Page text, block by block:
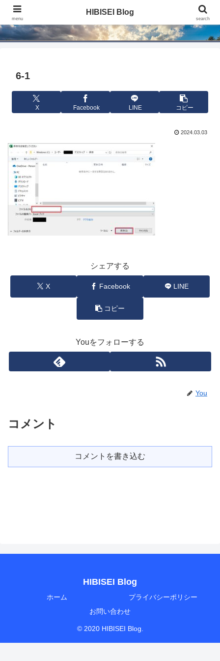
HIBISEI Blog
6-1
X Facebook LINE コピー
2024.03.03
シェアする
X Facebook LINE
コピー
Youをフォローする
You
コメント
コメントを書き込む
HIBISEI Blog
ホーム
プライバシーポリシー
お問い合わせ
© 2020 HIBISEI Blog.
menu
HIBISEI Blog
search